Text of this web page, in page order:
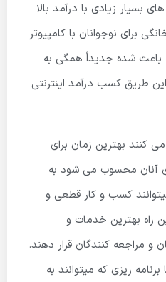
بسیار زیادی با درآمد بالا
برای نوجوانان با کامپیوتر
باعث شده جدیداً همگی به
طریق کسب درآمد اینترنتی
کنند بهترین زمان برای
آنان محسوب می شود به
کسب و کار قطعی و
راه بهترین خدمات و
و مراجعه کنندگان قرار دهند.
ریزی که میتوانند به